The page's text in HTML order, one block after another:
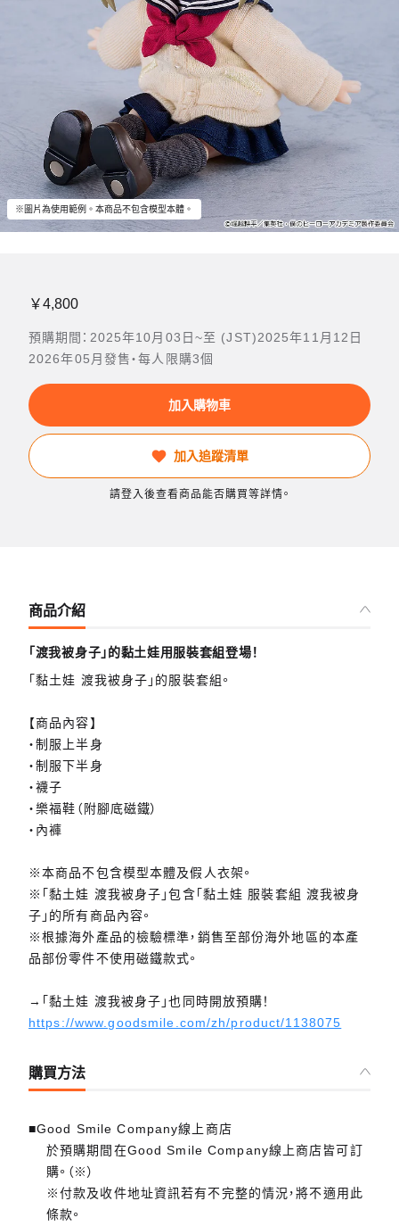
※圖片為使用範例。本商品不包含模型本體。
￥4,800
預購期間：2025年10月03日~至 (JST)2025年11月12日
2026年05月發售・每人限購3個
加入購物車
加入追蹤清單
請登入後查看商品能否購買等詳情。
商品介紹
「渡我被身子」的黏土娃用服裝套組登場！
「黏土娃 渡我被身子」的服裝套組。
【商品內容】
・制服上半身
・制服下半身
・襪子
・樂福鞋（附腳底磁鐵）
・內褲
※本商品不包含模型本體及假人衣架。
※「黏土娃 渡我被身子」包含「黏土娃 服裝套組 渡我被身
子」的所有商品內容。
※根據海外產品的檢驗標準，銷售至部份海外地區的本產
品部份零件不使用磁鐵款式。
→「黏土娃 渡我被身子」也同時開放預購！
https://www.goodsmile.com/zh/product/1138075
購買方法
■Good Smile Company線上商店
於預購期間在Good Smile Company線上商店皆可訂
購。（※）
※付款及收件地址資訊若有不完整的情況，將不適用此
條款。